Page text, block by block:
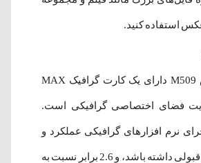
استفاده کنید.
لپ تاپ ایسوس M509 دارای یک کارت گرافیک MAX
2 مگابایت فضای اختصاصی گرافیکی است.
نرم افزارهای گرافیکی عملکرد و
پاسخ گویی قابل قبولی داشته باشد، و 2.6 برابر نسبت به